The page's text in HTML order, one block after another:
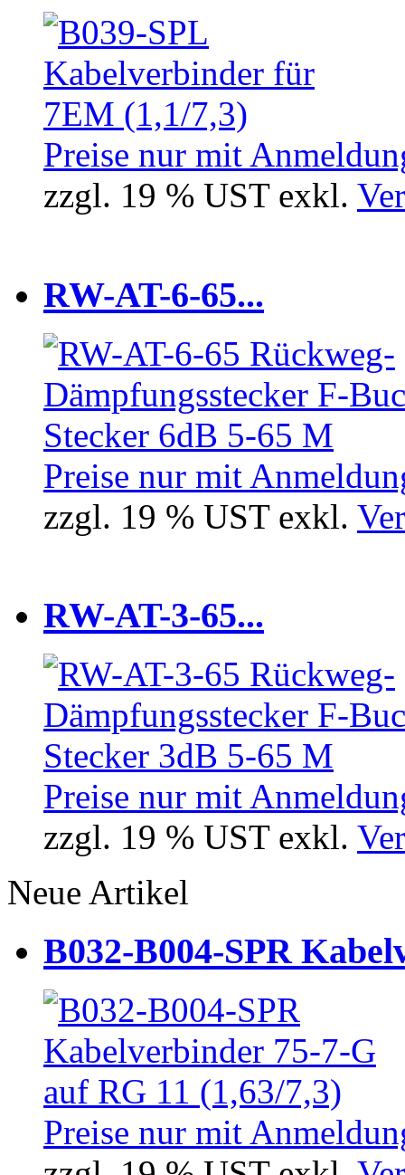
Preise nur mit
zzgl. 19 % UST exkl.
RW-AT-6-65...
Preise nur mit
zzgl. 19 % UST exkl.
RW-AT-3-65...
Preise nur mit
zzgl. 19 % UST exkl.
Neue Artikel
B032-B004-SPR
Preise nur mit